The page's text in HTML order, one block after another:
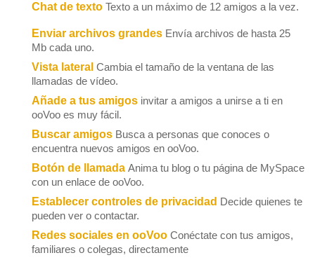
Chat de texto Texto a un máximo de 12 amigos a la vez.
Enviar archivos grandes Envía archivos de hasta 25
Mb cada uno.
Vista lateral Cambia el tamaño de la ventana de las
llamadas de vídeo.
Añade a tus amigos invitar a amigos a unirse a ti en
ooVoo es muy fácil.
Buscar amigos Busca a personas que conoces o
encuentra nuevos amigos en ooVoo.
Botón de llamada Anima tu blog o tu página de MySpace
con un enlace de ooVoo.
Establecer controles de privacidad Decide quienes te
pueden ver o contactar.
Redes sociales en ooVoo Conéctate con tus amigos,
familiares o colegas, directamente